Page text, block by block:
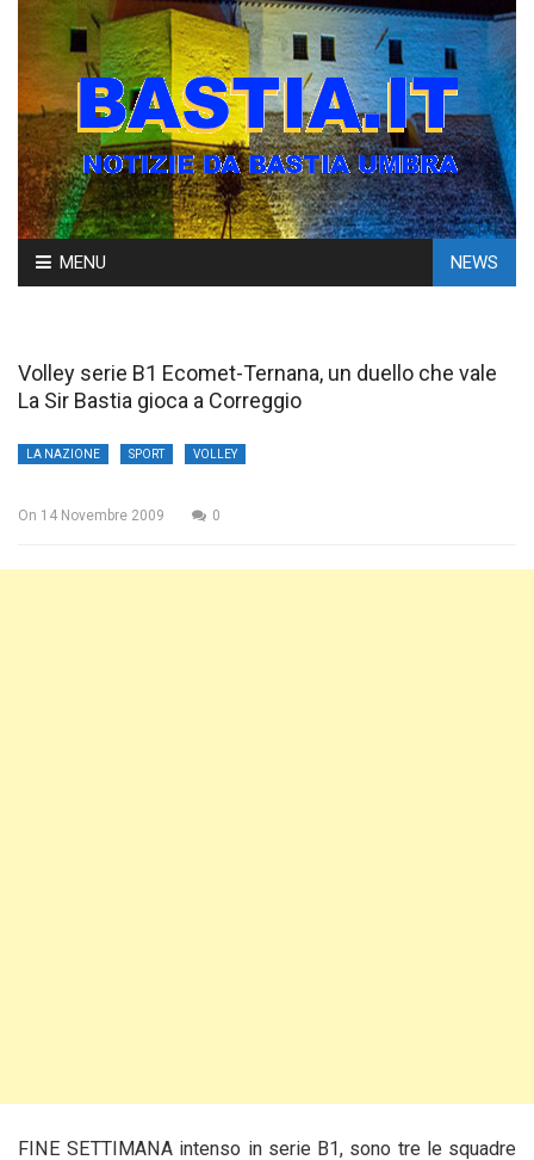
Skip
to
MENU NEWS
Volley serie B1 Ecomet-Ternana, un duello che vale
La Sir Bastia gioca a Correggio
LA NAZIONE SPORT VOLLEY
On 14 Novembre 2009 0
FINE SETTIMANA intenso in serie B1, sono tre le squadre